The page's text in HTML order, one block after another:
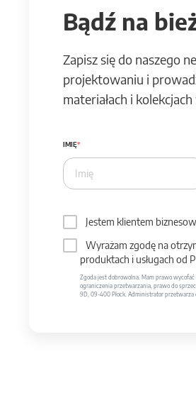
Bądź na
Zapisz się do naszego
projektowaniu i
materiałach i
IMIĘ
Jestem klientem
Wyrażam zgodę na
produktach i usługach od
Zgoda jest dobrowolna. Mam prawo
ograniczenia przetwarzania, prawo do
9D, 09-400 Płock. Administrator przetwarza